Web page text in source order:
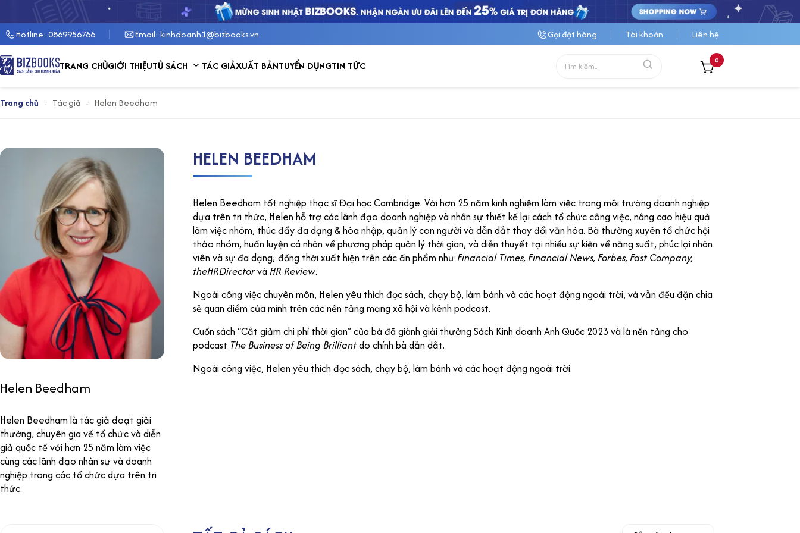
Hotline: 0869956766 Email: kinhdoanh1@bizbooks.vn Gọi đặt hàng Tài khoản Liên hệ
TRANG CHỦGIỚI THIỆUTỦ SÁCH Show submenu for Tủ sách
TÁC GIẢXUẤT BẢNTUYỂN DỤNGTIN TỨC 0
Trang chủ - Tác giả - Helen Beedham
Helen Beedham
Helen Beedham là tác giả đoạt giải
thưởng, chuyên gia về tổ chức và diễn
giả quốc tế với hơn 25 năm làm việc
cùng các lãnh đạo nhân sự và doanh
nghiệp trong các tổ chức dựa trên tri
thức.
HELEN BEEDHAM
Helen Beedham tốt nghiệp thạc sĩ Đại học Cambridge. Với hơn 25 năm kinh nghiệm làm việc trong môi trường doanh nghiệp
dựa trên tri thức, Helen hỗ trợ các lãnh đạo doanh nghiệp và nhân sự thiết kế lại cách tổ chức công việc, nâng cao hiệu quả
làm việc nhóm, thúc đẩy đa dạng & hòa nhập, quản lý con người và dẫn dắt thay đổi văn hóa. Bà thường xuyên tổ chức hội
thảo nhóm, huấn luyện cá nhân về phương pháp quản lý thời gian, và diễn thuyết tại nhiều sự kiện về năng suất, phúc lợi nhân
viên và sự đa dạng; đồng thời xuất hiện trên các ấn phẩm nhưFinancial Times, Financial News, Forbes, Fast Company,
theHRDirectorvà HR Review.
Ngoài công việc chuyên môn, Helen yêu thích đọc sách, chạy bộ, làm bánh và các hoạt động ngoài trời, và vẫn đều đặn chia
sẻ quan điểm của mình trên các nền tảng mạng xã hội và kênh podcast.
Cuốn sách “Cắt giảm chi phí thời gian” của bà đã giành giải thưởng Sách Kinh doanh Anh Quốc 2023 và là nền tảng cho
podcast The Business of Being Brilliantdo chính bà dẫn dắt.
Ngoài công việc, Helen yêu thích đọc sách, chạy bộ, làm bánh và các hoạt động ngoài trời.